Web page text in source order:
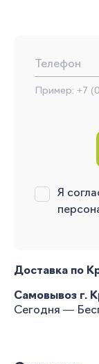
Пример: +7
Я
Доставка по
Самовывоз г.
Сегодня —